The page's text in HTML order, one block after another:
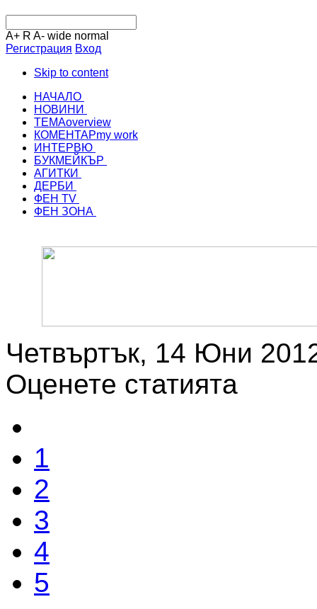
A+ R A- wide normal
Регистрация Вход
Skip to content
НАЧАЛО
НОВИНИ
ТЕМАoverview
КОМЕНТАРmy work
ИНТЕРВЮ
БУКМЕЙКЪР
АГИТКИ
ДЕРБИ
ФЕН TV
ФЕН ЗОНА
Четвъртък, 14 Юни
Оценете статията
1
2
3
4
5